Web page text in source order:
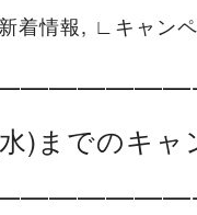
着情報, ∟キャン
)までのキャ